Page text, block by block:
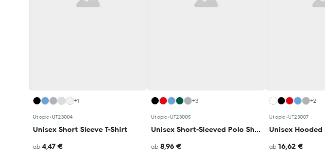
+1
Utopic •UT23004
Unisex Short Sleeve T-Shirt
ab 4,47 €
+3
Utopic •UT23005
Unisex Short-Sleeved Polo Shirt
ab 8,96 €
+2
Utopic •UT23007
Unisex
ab 16,62 €